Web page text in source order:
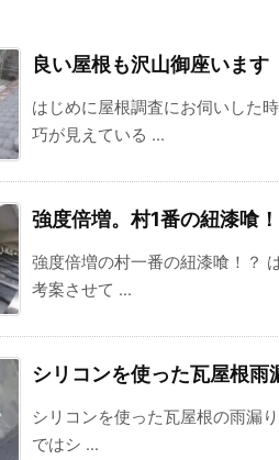
良い屋根も沢山御座います
はじめに屋根調査にお伺いした
巧が見えている ...
強度倍増。村1番の紐漆喰
強度倍増の村一番の紐漆喰！？
考案させて ...
シリコンを使った瓦屋根
シリコンを使った瓦屋根の雨漏
ではシ ...